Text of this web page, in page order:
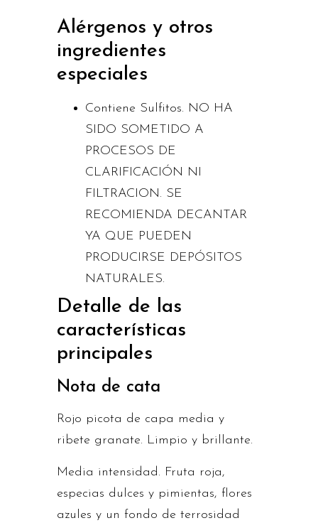
Alérgenos y otros
ingredientes
especiales
Contiene Sulfitos. NO HA
SIDO SOMETIDO A
PROCESOS DE
CLARIFICACIÓN NI
FILTRACION. SE
RECOMIENDA DECANTAR
YA QUE PUEDEN
PRODUCIRSE DEPÓSITOS
NATURALES.
Detalle de las
características
principales
Nota de cata
Rojo picota de capa media y
ribete granate. Limpio y brillante.
Media intensidad. Fruta roja,
especias dulces y pimientas, flores
azules y un fondo de terrosidad